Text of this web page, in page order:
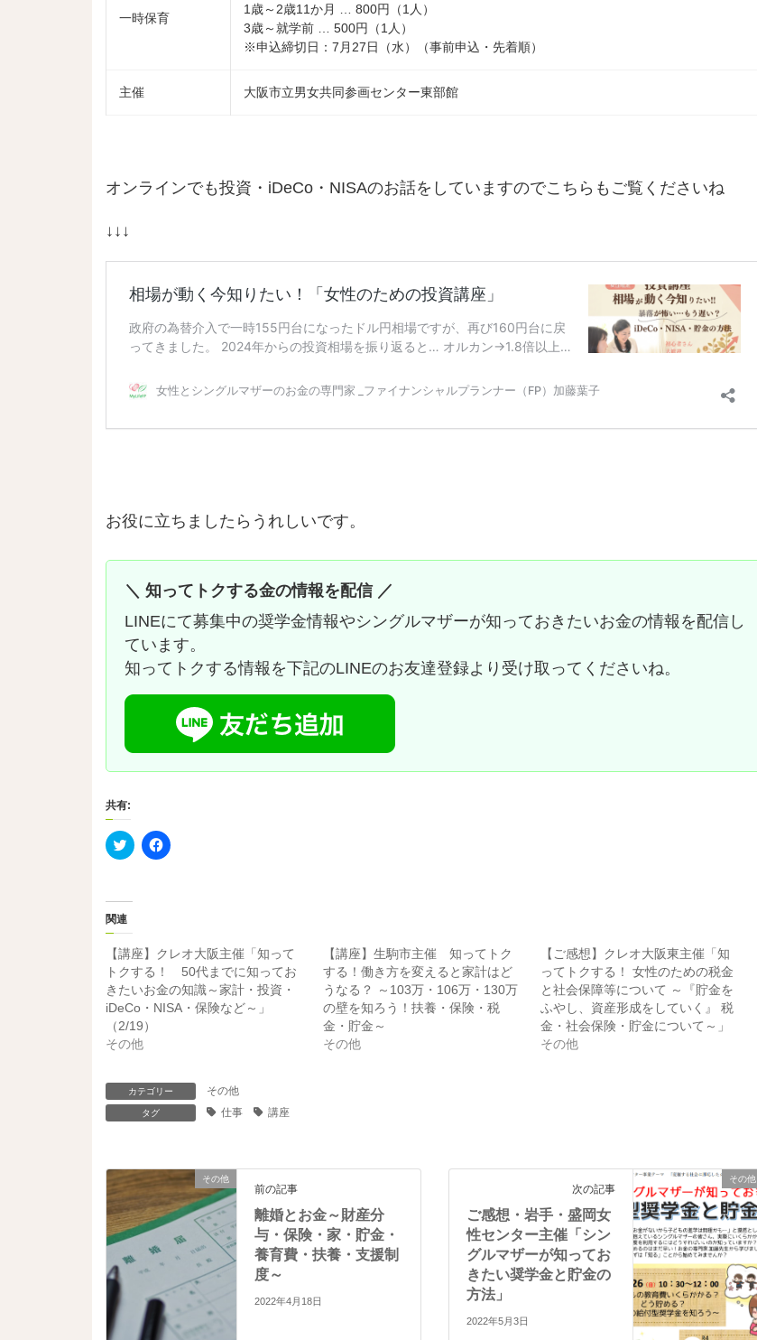
一時保育
1歳～2歳11か月 … 800円（1人）
3歳～就学前 … 500円（1人）
※申込締切日：7月27日（水）（事前申込・先着順）
主催 大阪市立男女共同参画センター東部館
オンラインでも投資・iDeCo・NISAのお話をしていますのでこちらもご覧くださいね
↓↓↓
お役に立ちましたらうれしいです。
＼ 知ってトクする金の情報を配信 ／
LINEにて募集中の奨学金情報やシングルマザーが知っておきたいお金の情報を配信し
ています。
知ってトクする情報を下記のLINEのお友達登録より受け取ってくださいね。
共有:
ク
リ
て
i
t
t
e
r
で
共
有
(
新
し
ィ
ン
ウ
ま
す
)
F
a
共
有
る
に
は
く
だ
い
い
ウ
ィ
ン
ド
ウ
で
開
す
)
関連
【講座】クレオ大阪主催「知って
トクする！ 50代までに知ってお
きたいお金の知識～家計・投資・
iDeCo・NISA・保険など～」
（2/19）
その他
【講座】生駒市主催 知ってトク
する！働き方を変えると家計はど
うなる？ ～103万・106万・130万
の壁を知ろう！扶養・保険・税
金・貯金～
その他
【ご感想】クレオ大阪東主催「知
ってトクする！ 女性のための税金
と社会保障等について ～『貯金を
ふやし、資産形成をしていく』 税
金・社会保険・貯金について～」
その他
カテゴリー その他
タグ 仕事 講座
その他
前の記事
離婚とお金～財産分
与・保険・家・貯金・
養育費・扶養・支援制
度～
2022年4月18日
その他
次の記事
ご感想・岩手・盛岡女
性センター主催「シン
グルマザーが知ってお
きたい奨学金と貯金の
方法」
2022年5月3日